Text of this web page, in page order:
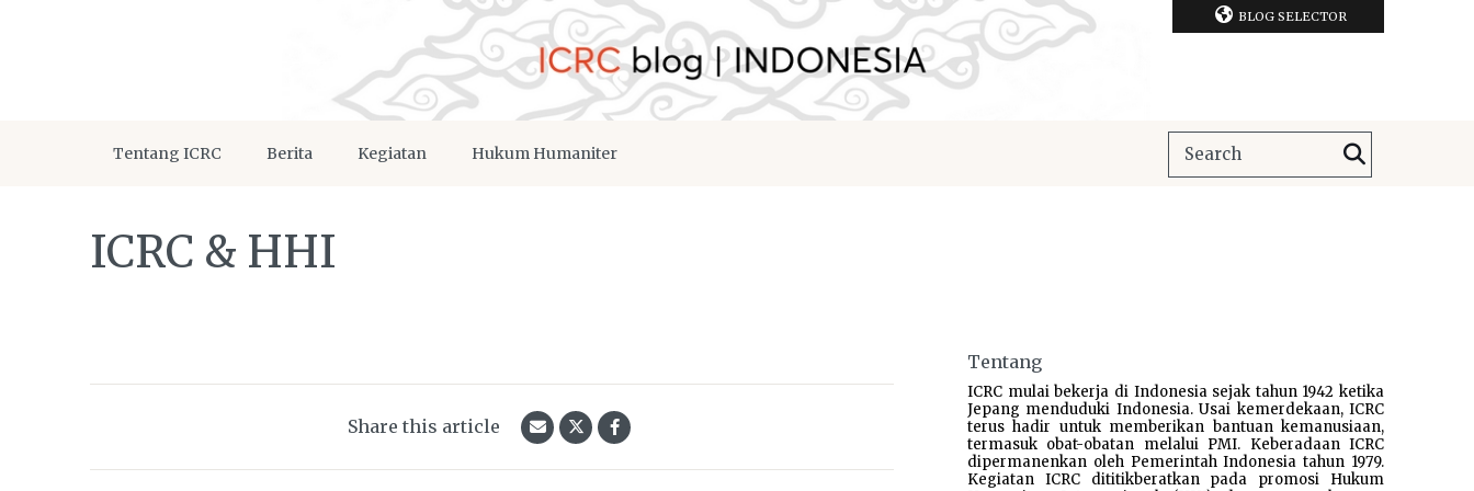
BLOG SELECTOR
Tentang ICRC Berita Kegiatan Hukum Humaniter
ICRC & HHI
Share this article
Tentang
ICRC mulai bekerja di Indonesia sejak tahun 1942 ketika
Jepang menduduki Indonesia. Usai kemerdekaan, ICRC
terus hadir untuk memberikan bantuan kemanusiaan,
termasuk obat-obatan melalui PMI. Keberadaan ICRC
dipermanenkan oleh Pemerintah Indonesia tahun 1979.
Kegiatan ICRC dititikberatkan pada promosi Hukum